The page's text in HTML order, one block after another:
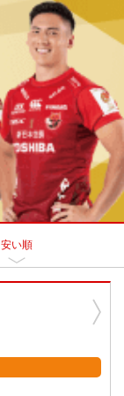
安い順